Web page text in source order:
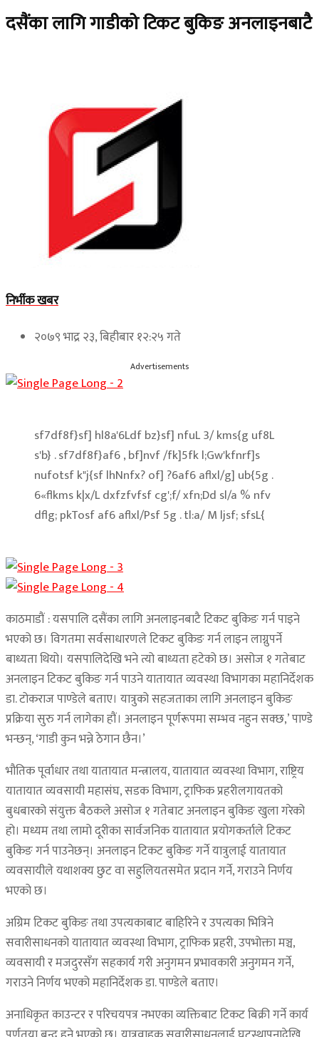
दसैंका लागि गाडीको टिकट बुकिङ अनलाइनबाटै
निर्भीक खबर
२०७९ भाद्र २३, बिहीबार १२:२५ गते
Advertisements
sf7df8f}sf] hl8a'6Ldf bz}sf] nfuL 3/ kms{g uf8L
s'b} . sf7df8f}af6 , bf]nvf /fk]5fk l;Gw'kfnrf]s
nufotsf k"j{sf lhNnfx? of] ?6af6 aflxl/g] ub{5g .
6«flkms k|x/L dxfzfvfsf cg';f/ xfn;Dd sl/a % nfv
dflg; pkTosf af6 aflxl/Psf 5g . tl:a/ M ljsf; sfsL{
काठमाडौं : यसपालि दसैंका लागि अनलाइनबाटै टिकट बुकिङ गर्न पाइने
भएको छ। विगतमा सर्वसाधारणले टिकट बुकिङ गर्न लाइन लाग्नुपर्ने
बाध्यता थियो। यसपालिदेखि भने त्यो बाध्यता हटेको छ। असोज १ गतेबाट
अनलाइन टिकट बुकिङ गर्न पाउने यातायात व्यवस्था विभागका महानिर्देशक
डा. टोकराज पाण्डेले बताए। यात्रुको सहजताका लागि अनलाइन बुकिङ
प्रक्रिया सुरु गर्न लागेका हौं। अनलाइन पूर्णरूपमा सम्भव नहुन सक्छ,’ पाण्डे
भन्छन्, ‘गाडी कुन भन्ने ठेगान छैन।’
भौतिक पूर्वाधार तथा यातायात मन्त्रालय, यातायात व्यवस्था विभाग, राष्ट्रिय
यातायात व्यवसायी महासंघ, सडक विभाग, ट्राफिक प्रहरीलगायतको
बुधबारको संयुक्त बैठकले असोज १ गतेबाट अनलाइन बुकिङ खुला गरेको
हो। मध्यम तथा लामो दूरीका सार्वजनिक यातायात प्रयोगकर्ताले टिकट
बुकिङ गर्न पाउनेछन्। अनलाइन टिकट बुकिङ गर्ने यात्रुलाई यातायात
व्यवसायीले यथाशक्य छुट वा सहुलियतसमेत प्रदान गर्ने, गराउने निर्णय
भएको छ।
अग्रिम टिकट बुकिङ तथा उपत्यकाबाट बाहिरिने र उपत्यका भित्रिने
सवारीसाधनको यातायात व्यवस्था विभाग, ट्राफिक प्रहरी, उपभोक्ता मञ्च,
व्यवसायी र मजदुरसँग सहकार्य गरी अनुगमन प्रभावकारी अनुगमन गर्ने,
गराउने निर्णय भएको महानिर्देशक डा. पाण्डेले बताए।
अनाधिकृत काउन्टर र परिचयपत्र नभएका व्यक्तिबाट टिकट बिक्री गर्ने कार्य